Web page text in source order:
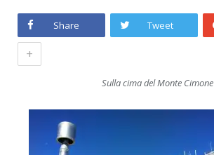
Share Tweet
+
Sulla cima del Monte Cimone